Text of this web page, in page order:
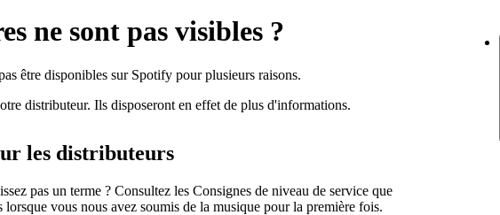
ne sont pas visibles ?
être disponibles sur Spotify pour plusieurs raisons.
distributeur. Ils disposeront en effet de plus d'informations.
les distributeurs
pas un terme ? Consultez les Consignes de niveau de service que
lorsque vous nous avez soumis de la musique pour la première fois.